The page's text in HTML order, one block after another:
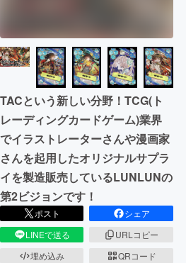
CAMPFIREふるさと納税
TACという新しい分野！TCG(ト
レーディングカードゲーム)業界
でイラストレーターさんや漫画家
さんを起用したオリジナルサプラ
イを製造販売しているLUNLUNの
第2ビジョンです！
ポスト
シェア
LINEで送る
URLコピー
埋め込み
QRコード